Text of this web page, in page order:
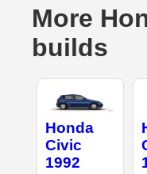
More
builds
Honda
Civic
1992